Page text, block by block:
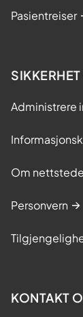
Pasientreiser
Administrere
Om
Personvern
KONTAKT